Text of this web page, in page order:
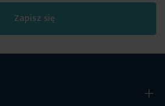
Zapisz się